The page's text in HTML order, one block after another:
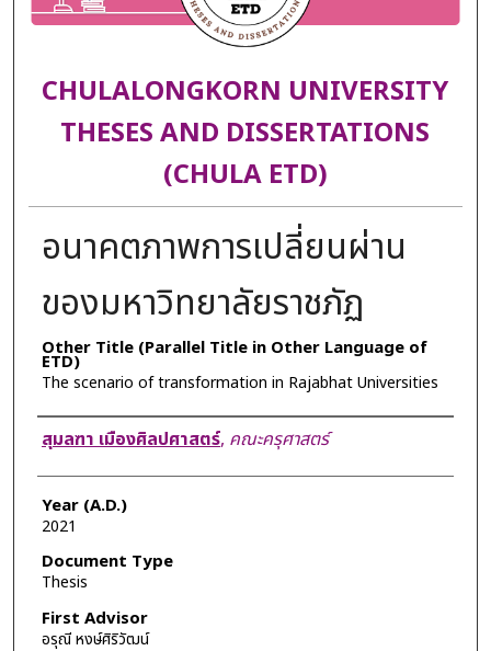
CHULALONGKORN UNIVERSITY
THESES AND DISSERTATIONS
(CHULA ETD)
อนาคตภาพการเปลี่ยนผ่าน
ของมหาวิทยาลัยราชภัฏ
Other Title (Parallel Title in Other Language of
ETD)
The scenario of transformation in Rajabhat Universities
Author
สุมลฑา เมืองศิลปศาสตร์, คณะครุศาสตร์
Year (A.D.)
2021
Document Type
Thesis
First Advisor
อรุณี หงษ์ศิริวัฒน์